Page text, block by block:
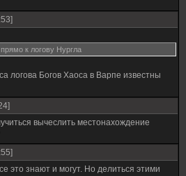
к логову Нургла
логова Богов Хаоса в Варпе известны
вычеслить местонахождение
это знают и могут. Но делиться этими